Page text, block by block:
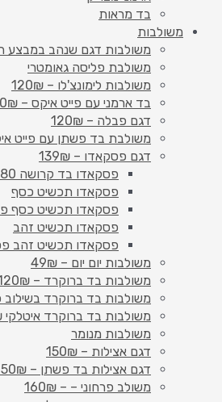
בד מראות
משולבות
משולבות דגם שנהב במבצע השקה!
משולבת פליסה גאומטרי
משולבות לימונצ'לו – 120₪
בד ארמני עם פייט איקס – 120₪
דגם פבלה – 120₪
משולבת בד פשתן עם פייט איקס – 120₪
דגם פסקאדו – 139₪
פסקאדו בד קרושה 80 ש"ח
פסקאדו תכשיט כסף
פסקאדו תכשיט כסף פס לבן
פסקאדו תכשיט זהב
פסקאדו תכשיט זהב פס לבן
משולבות יום יום – 49₪
משולבות בד ברוקרד – 120₪
משולבות בד ברוקרד בשילוב פרנז 130₪
משולבות בד ברוקרד איטלקי 150₪
משולבות מנומר
דגם אצילות – 150₪
דגם אצילות בד פשתן – 150₪
משולב פרחוני – – 160₪